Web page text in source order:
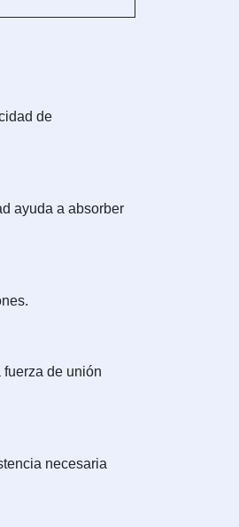
de
ayuda a absorber
de unión
necesaria